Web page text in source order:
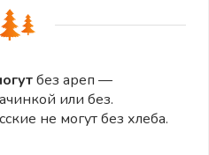
без ареп —
или без.
не могут без хлеба.